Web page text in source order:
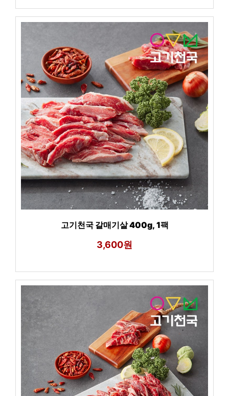
고기천국 갈매기살 400g, 1팩
3,600원